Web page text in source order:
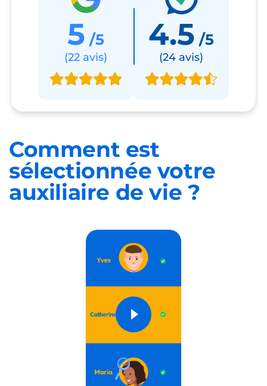
5 /5
(22 avis)
4.5 /5
(24 avis)
Comment est
sélectionnée votre
auxiliaire de vie ?